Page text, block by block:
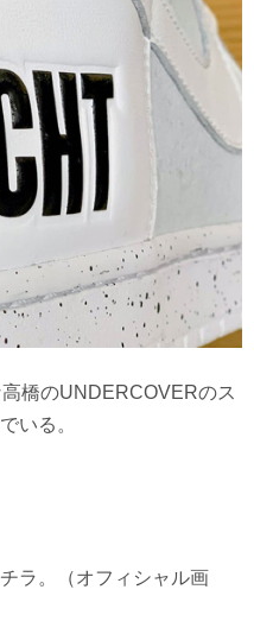
橋のUNDERCOVERのス
いる。
ラ。（オフィシャル画